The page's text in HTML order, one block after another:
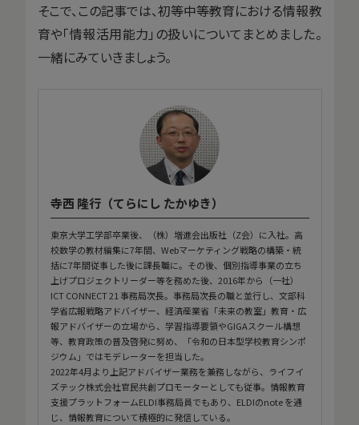
そこで、この記事では、初等中等教育における情報教
育や「情報活用能力」の扱いについてまとめました。
一緒にみていきましょう。
寺西 隆行（てらにし たかゆき）
東京大学工学部卒業後、（株）増進会出版社（Z会）に入社。高
校数学の教材編集に7年間、Webマーケティング戦略の構築・統
括に7年間従事した後に課長職に。その後、個別指導事業の立ち
上げプロジェクトリーダー等を務めた後、2016年から（一社）
ICT CONNECT 21 事務局次長。事務局次長の職と並行し、文部科
学省広報戦略アドバイザー、経済産業省「未来の教室」教育・広
報アドバイザーの立場から、学習指導要領やGIGAスクール構想
等、教育政策の普及啓発に努め、「令和の日本型学校教育シンポ
ジウム」ではモデレーターを担当した。
2022年4月より上記アドバイザー業務を兼務しながら、ライフイ
ズテック株式会社官民共創プロモーターとしても従事。情報教育
支援プラットフォームELDI事務局員でもあり、ELDIのnote を通
じ、情報教育について積極的に発信している。